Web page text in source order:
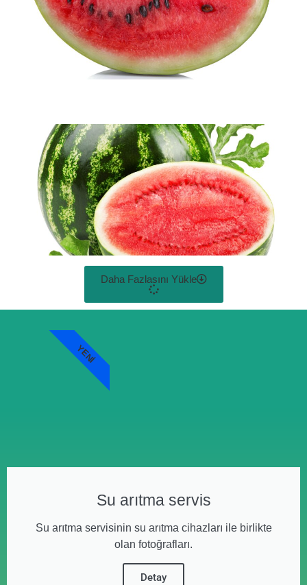
Daha Fazlasını Yükle
Su arıtma servis
Su arıtma servisinin su arıtma cihazları ile birlikte
olan fotoğrafları.
Detay
YENI